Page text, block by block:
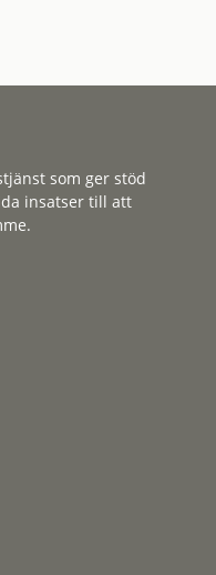
som ger stöd
insatser till att